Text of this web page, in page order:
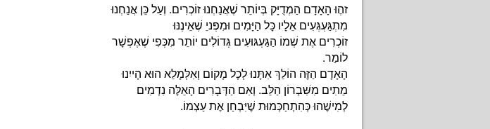
זהֶוּ הָאָדָם הַמְדֻיָּק בְּיוֹתֵר שֶׁאֲנַחְנוּ זוֹכְרִים. וְעַל כֵּן אֲנַחְנוּ
מִתְגַּעְגְּעִים אֵלָיו כָּל הַיָּמִים וּמִפְּניֵ שֶׁאֵינֶנּוּ
זוֹכְרִים אֶת שְׁמוֹ הַגַּעְגּוּעִים גְּדוֹלִים יוֹתֵר מִכְּפִי שֶׁאֶפְשָׁר
לוֹמַר.
הָאָדָם הַזֶּה הוֹלֵךְ אִתָּנוּ לְכָל מָקוֹם וְאִלְּמָלֵא הוּא הָייִנוּ
מֵתִים מִשִּׁבְרוֹן הַלֵּב. וְאִם הַדְּבָרִים הָאֵלֶּה נִדְמִים
לְמִישֶׁהוּ כְּהִתְחַכְּמוּת שֶׁיִּבְחַן אֶת עַצְמוֹ.